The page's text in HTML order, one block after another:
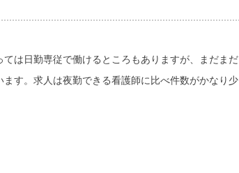
は日勤専従で働けるところもありますが、まだまだ
す。求人は夜勤できる看護師に比べ件数がかなり少